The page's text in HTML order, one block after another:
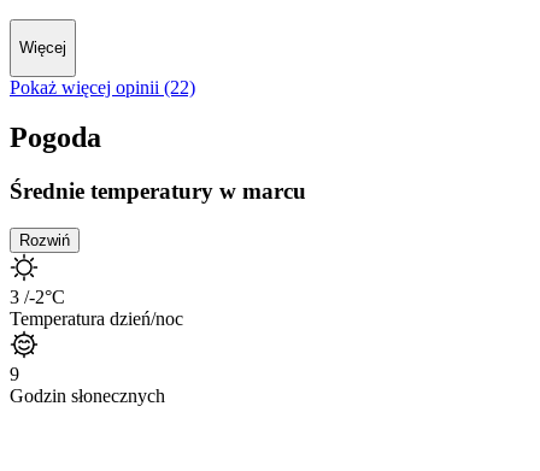
Więcej
Pokaż więcej opinii (22)
Pogoda
Średnie temperatury w marcu
Rozwiń
3 /-2°C
Temperatura dzień/noc
9
Godzin słonecznych